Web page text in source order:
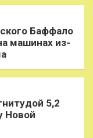
Баффало
машинах из-
5,2
Новой